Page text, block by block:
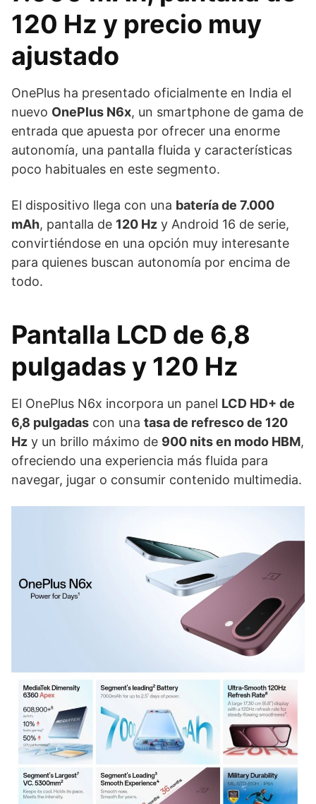
120 Hz y precio muy
ajustado
OnePlus ha presentado oficialmente en India el
nuevo OnePlus N6x, un smartphone de gama de
entrada que apuesta por ofrecer una enorme
autonomía, una pantalla fluida y características
poco habituales en este segmento.
El dispositivo llega con una batería de 7.000
mAh, pantalla de 120 Hz y Android 16 de serie,
convirtiéndose en una opción muy interesante
para quienes buscan autonomía por encima de
todo.
Pantalla LCD de 6,8
pulgadas y 120 Hz
El OnePlus N6x incorpora un panel LCD HD+ de
6,8 pulgadas con una tasa de refresco de 120
Hz y un brillo máximo de 900 nits en modo HBM,
ofreciendo una experiencia más fluida para
navegar, jugar o consumir contenido multimedia.